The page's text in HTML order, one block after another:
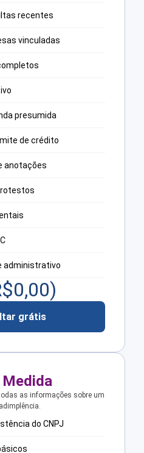
recentes
vinculadas
presumida
de crédito
anotações
administrativo
0,00)
grátis
as informações sobre um
do CNPJ